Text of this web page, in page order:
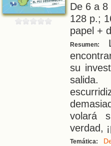
De 6 a
128 p.;
papel +
Resumen:
su
volará
verdad,
Temática: